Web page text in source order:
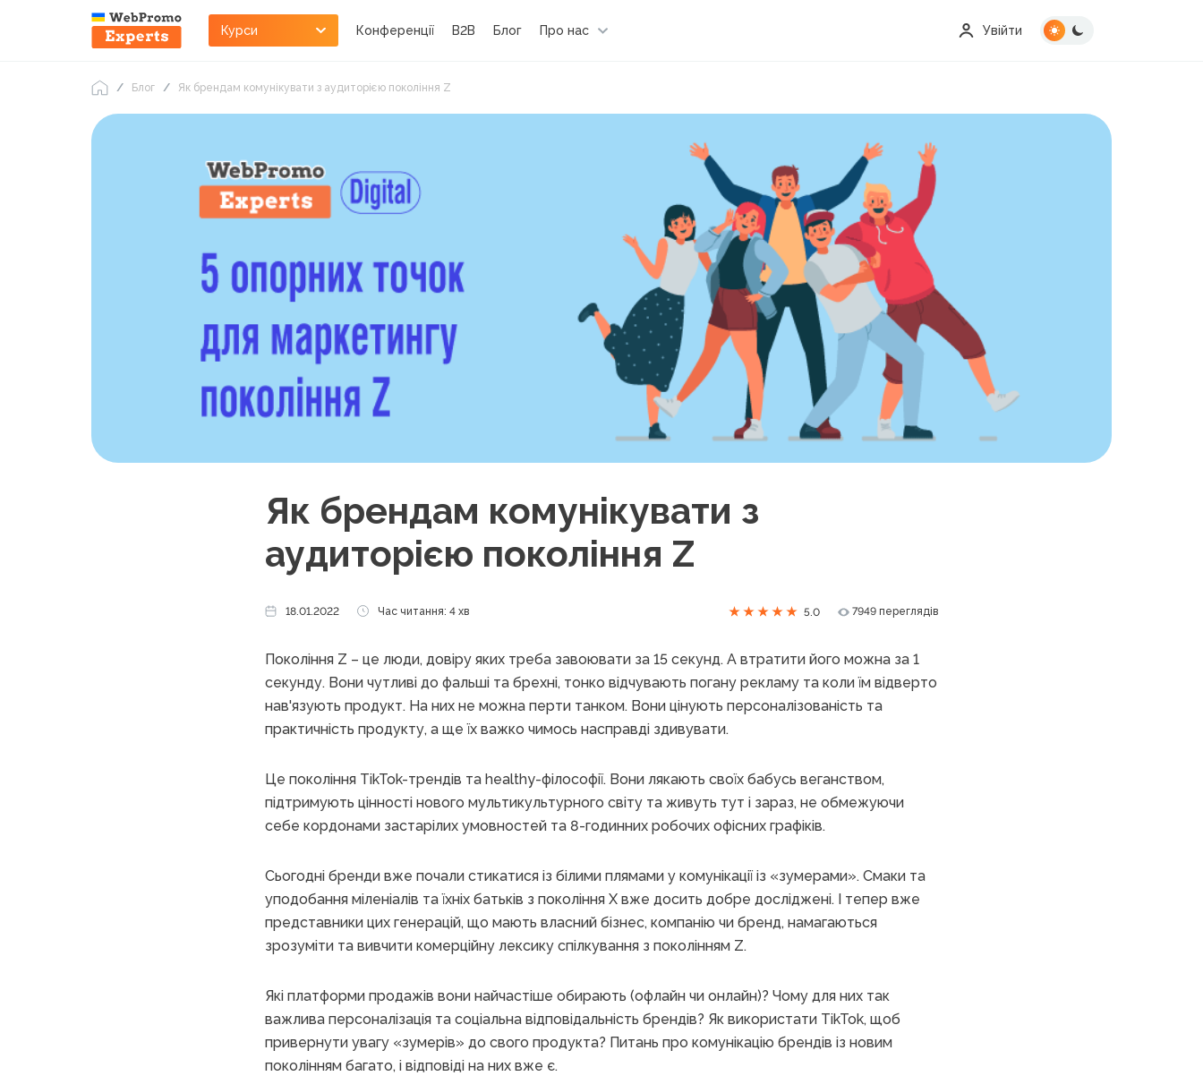
Курси Конференції B2B Блог Про нас Увійти
Блог Як брендам комунікувати з аудиторією покоління Z
Як брендам комунікувати з
аудиторією покоління Z
18.01.2022 Час читання: 4 хв 5.0 7949 переглядів
Покоління Z – це люди, довіру яких треба завоювати за 15 секунд. А втратити його можна за 1
секунду. Вони чутливі до фальші та брехні, тонко відчувають погану рекламу та коли їм відверто
нав'язують продукт. На них не можна перти танком. Вони цінують персоналізованість та
практичність продукту, а ще їх важко чимось насправді здивувати.
Це покоління TikTok-трендів та healthy-філософії. Вони лякають своїх бабусь веганством,
підтримують цінності нового мультикультурного світу та живуть тут і зараз, не обмежуючи
себе кордонами застарілих умовностей та 8-годинних робочих офісних графіків.
Сьогодні бренди вже почали стикатися із білими плямами у комунікації із «зумерами». Смаки та
уподобання міленіалів та їхніх батьків з покоління Х вже досить добре досліджені. І тепер вже
представники цих генерацій, що мають власний бізнес, компанію чи бренд, намагаються
зрозуміти та вивчити комерційну лексику спілкування з поколінням Z.
Які платформи продажів вони найчастіше обирають (офлайн чи онлайн)? Чому для них так
важлива персоналізація та соціальна відповідальність брендів? Як використати TikTok, щоб
привернути увагу «зумерів» до свого продукта? Питань про комунікацію брендів із новим
поколінням багато, і відповіді на них вже є.